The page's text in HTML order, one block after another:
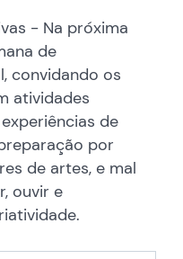
- Na próxima
de
convidando os
atividades
de
por
de artes, e mal
ouvir e